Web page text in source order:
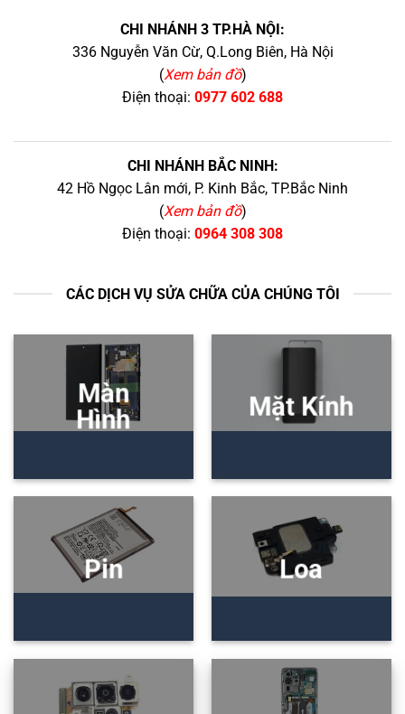
CHI NHÁNH 3 TP.HÀ NỘI:
336 Nguyễn Văn Cừ, Q.Long Biên, Hà Nội
(Xem bản đồ)
Điện thoại: 0977 602 688
CHI NHÁNH BẮC NINH:
42 Hồ Ngọc Lân mới, P. Kinh Bắc, TP.Bắc Ninh
(Xem bản đồ)
Điện thoại: 0964 308 308
CÁC DỊCH VỤ SỬA CHỮA CỦA CHÚNG TÔI
Màn
Hình
Mặt Kính
Pin Loa